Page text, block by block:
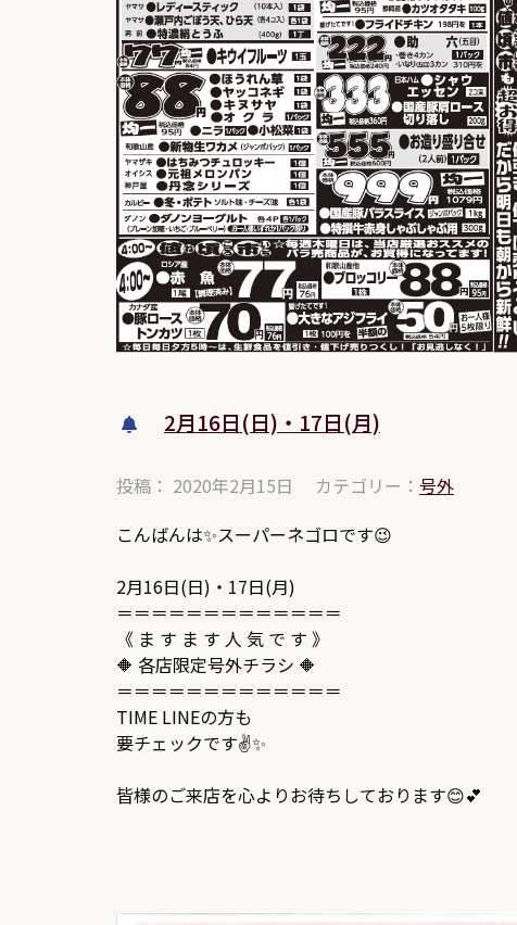
2月16日(日)・17日(月)
投稿： 2020年2月15日 カテゴリー： 号外
こんばんは✨スーパーネゴロです😉
2月16日(日)・17日(月)
＝＝＝＝＝＝＝＝＝＝＝＝＝
《 ま す ま す 人 気 で す 》
🔶 各店限定号外チラシ 🔶
＝＝＝＝＝＝＝＝＝＝＝＝＝
TIME LINEの方も
要チェックです✌✨
皆様のご来店を心よりお待ちしております😊💕